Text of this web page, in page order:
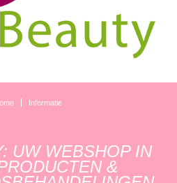
Informatie
UW WEBSHOP IN
&